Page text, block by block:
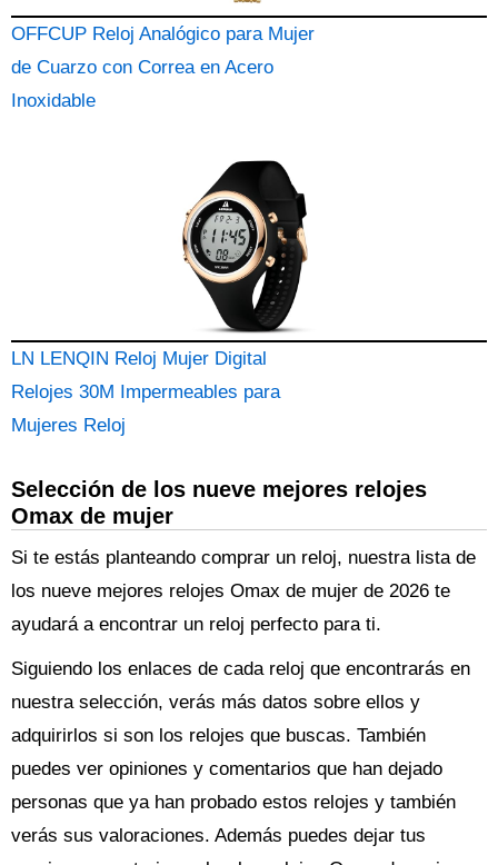
OFFCUP Reloj Analógico para Mujer
de Cuarzo con Correa en Acero
Inoxidable
LN LENQIN Reloj Mujer Digital
Relojes 30M Impermeables para
Mujeres Reloj
Selección de los nueve mejores relojes
Omax de mujer
Si te estás planteando comprar un reloj, nuestra lista de
los nueve mejores relojes Omax de mujer de 2026 te
ayudará a encontrar un reloj perfecto para ti.
Siguiendo los enlaces de cada reloj que encontrarás en
nuestra selección, verás más datos sobre ellos y
adquirirlos si son los relojes que buscas. También
puedes ver opiniones y comentarios que han dejado
personas que ya han probado estos relojes y también
verás sus valoraciones. Además puedes dejar tus